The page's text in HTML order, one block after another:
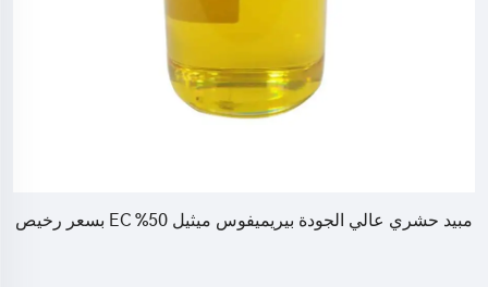
مبيد حشري عالي الجودة بيريميفوس ميثيل 50% EC بسعر رخيص